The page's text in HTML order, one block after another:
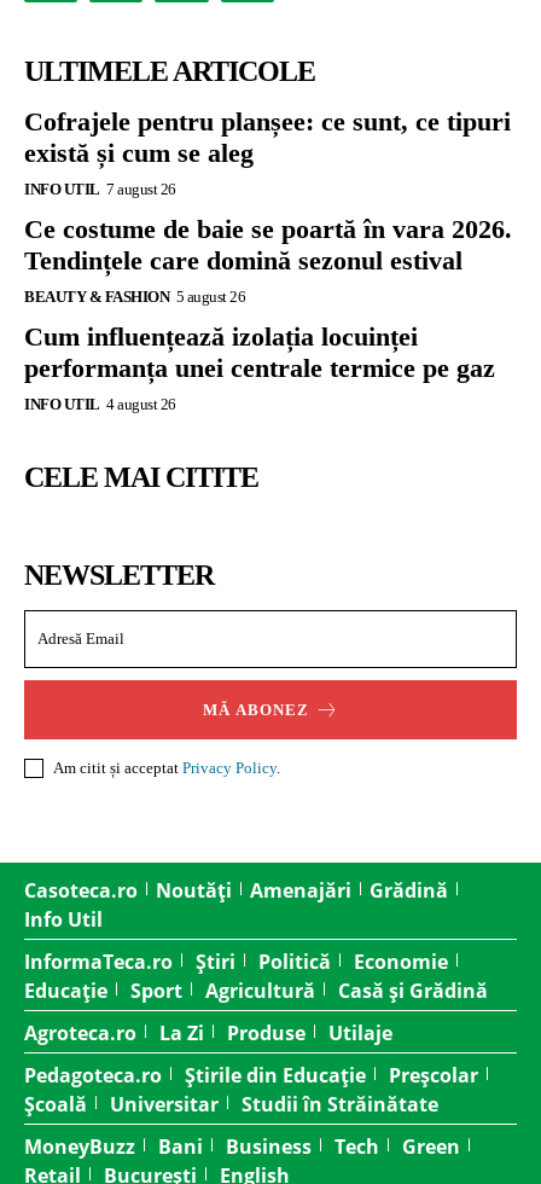
ULTIMELE ARTICOLE
Cofrajele pentru planșee: ce sunt, ce tipuri
există și cum se aleg
INFO UTIL 7 august 26
Ce costume de baie se poartă în vara 2026.
Tendințele care domină sezonul estival
BEAUTY & FASHION 5 august 26
Cum influențează izolația locuinței
performanța unei centrale termice pe gaz
INFO UTIL 4 august 26
CELE MAI CITITE
NEWSLETTER
MĂ ABONEZ
Am citit și acceptat Privacy Policy.
Casoteca.ro Noutăți Amenajări
Grădină
Info Util
InformaTeca.ro
Știri Politică
Economie
Educație
Sport Agricultură
Casă și Grădină
Agroteca.ro
La Zi Produse
Utilaje
Pedagoteca.ro
Știrile din Educație
Preșcolar
Școală
Universitar
Studii în Străinătate
MoneyBuzz
Bani Business Tech
Green
Retail
București English